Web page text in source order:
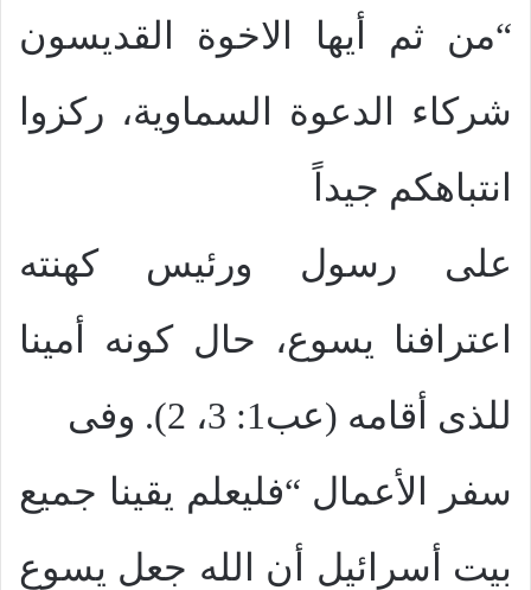
“من ثم أيها الاخوة القديسون
شركاء الدعوة السماوية، ركزوا
انتباهكم جيداً
على رسول ورئيس كهنته
اعترافنا يسوع، حال كونه أمينا
للذى أقامه (عب1: 3، 2). وفى
سفر الأعمال “فليعلم يقينا جميع
بيت أسرائيل أن الله جعل يسوع